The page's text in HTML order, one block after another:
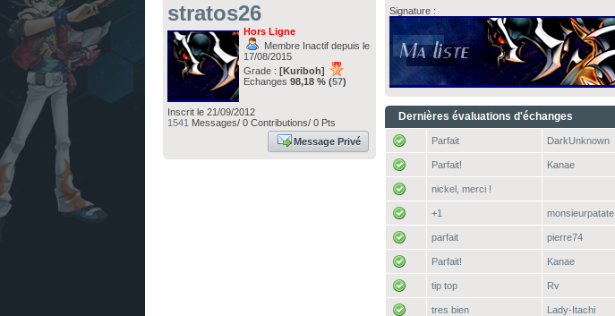
stratos26
Hors Ligne
Membre Inactif depuis le
17/08/2015
Grade : [Kuriboh]
Echanges 98,18 % (57)
Inscrit le 21/09/2012
1541 Messages/ 0 Contributions/ 0 Pts
Message Privé
Signature :
Dernières évaluations d'échanges
Parfait DarkUnknown
Parfait! Kanae
nickel, merci !
+1 monsieurpatate
parfait pierre74
Parfait! Kanae
tip top Rv
tres bien Lady-Itachi